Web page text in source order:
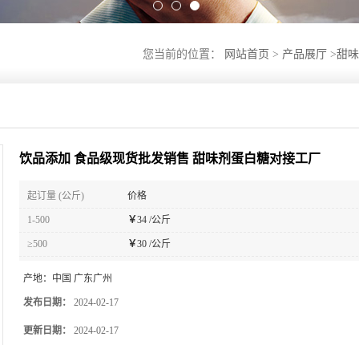
您当前的位置： 网站首页 > 产品展厅 >甜
饮品添加 食品级现货批发销售 甜味剂蛋白糖对接工厂
起订量 (公斤) 价格
1-500 ￥34 /公斤
≥500 ￥30 /公斤
产地： 中国 广东广州
发布日期： 2024-02-17
更新日期： 2024-02-17